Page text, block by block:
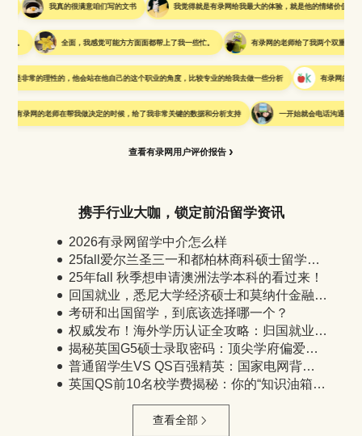
我真的很满意咱们写的文书 我觉得就是有录网给我最大的体验，就是他的情绪价值给的非常多
全面，我感觉可能方方面面都帮上了我一些忙。 有录网的老师给了我两个双重战略，第一个是深
性的，他会站在他自己的这个职业的角度，比较专业的给我去做一些分析 有录网的老师是每一个
的老师在帮我做决定的时候，给了我非常关键的数据和分析支持 一开始就会电话沟通，帮我择校，
查看有录网用户评价报告 ›
携手行业大咖，锁定前沿留学资讯
2026有录网留学中介怎么样
25fall爱尔兰圣三一和都柏林商科硕士留学还很香吗？
25年fall 秋季想申请澳洲法学本科的看过来！
回国就业，悉尼大学经济硕士和莫纳什金融硕士哪个好呢？
考研和出国留学，到底该选择哪一个？
权威发布！海外学历认证全攻略：归国就业的第一张王牌
揭秘英国G5硕士录取密码：顶尖学府偏爱的“隐藏技能”是什么？
普通留学生VS QS百强精英：国家电网背后藏着这样的录取法则！
英国QS前10名校学费揭秘：你的“知识油箱”加满需要多少预算？
查看全部